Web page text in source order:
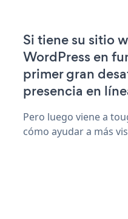
Si tiene su sitio
WordPress en
primer gran
presencia en
Pero luego viene a
cómo ayudar a más